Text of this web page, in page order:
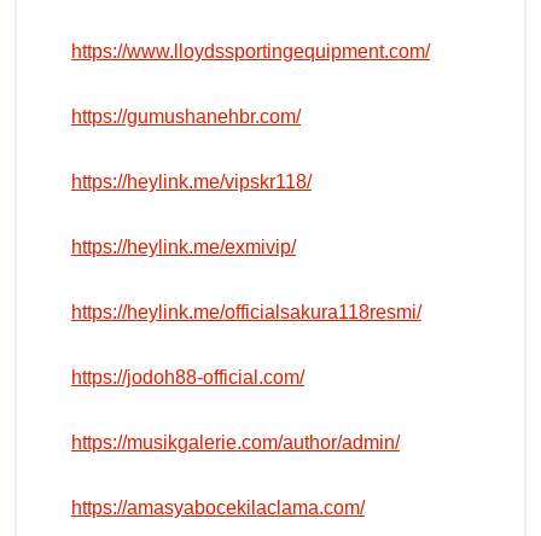
https://www.lloydssportingequipment.com/
https://gumushanehbr.com/
https://heylink.me/vipskr118/
https://heylink.me/exmivip/
https://heylink.me/officialsakura118resmi/
https://jodoh88-official.com/
https://musikgalerie.com/author/admin/
https://amasyabocekilaclama.com/